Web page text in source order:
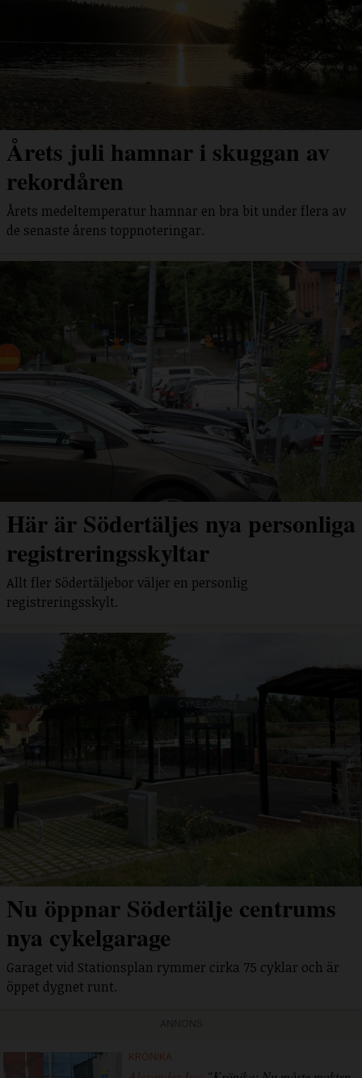
Årets juli hamnar i skuggan av
rekordåren
Årets medeltemperatur hamnar en bra bit under flera av
de senaste årens toppnoteringar.
Här är Södertäljes nya personliga
registreringsskyltar
Allt fler Södertäljebor väljer en personlig
registreringsskylt.
Nu öppnar Södertälje centrums
nya cykelgarage
Garaget vid Stationsplan rymmer cirka 75 cyklar och är
öppet dygnet runt.
KRÖNIKA